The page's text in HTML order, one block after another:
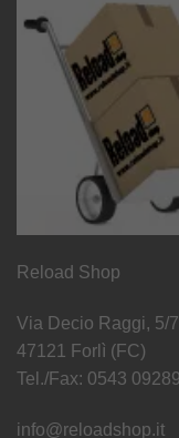
Reload Shop
Via Decio Raggi, 5/7
47121 Forlì (FC)
Tel./Fax: 0543
info@reloadshop.it